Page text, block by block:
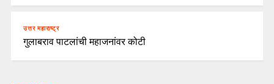
उत्तर महाराष्ट्र
गुलाबराव पाटलांची महाजनांवर कोटी